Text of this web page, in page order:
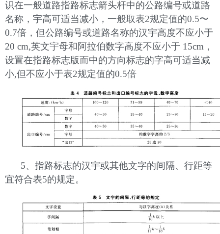
识在一般道路指路标志箭头杆中的公路编号或道路
名称，宇高可适当减小，一般取表2规定值的0.5〜
0.7倍，但公路编号或道路名称的汉宇高度不应小于
20 cm,英文宇母和阿拉伯数字高度不应小于 15cm，
设置在指路标志版而中的方向标志的字高可适当减
小,但不应小于表2规定值的0.5倍
5、指路标志的汉宇或其他文字的间隔、行距等
宜符合表5的规定。